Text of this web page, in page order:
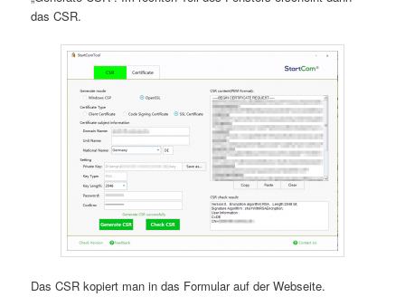
das CSR.
Das CSR kopiert man in das Formular auf der Webseite.